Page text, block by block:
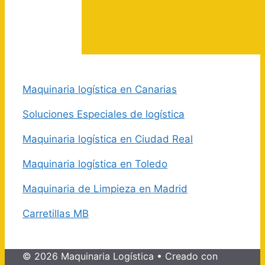
Maquinaria logística en Canarias
Soluciones Especiales de logística
Maquinaria logística en Ciudad Real
Maquinaria logística en Toledo
Maquinaria de Limpieza en Madrid
Carretillas MB
© 2026 Maquinaria Logística • Creado con